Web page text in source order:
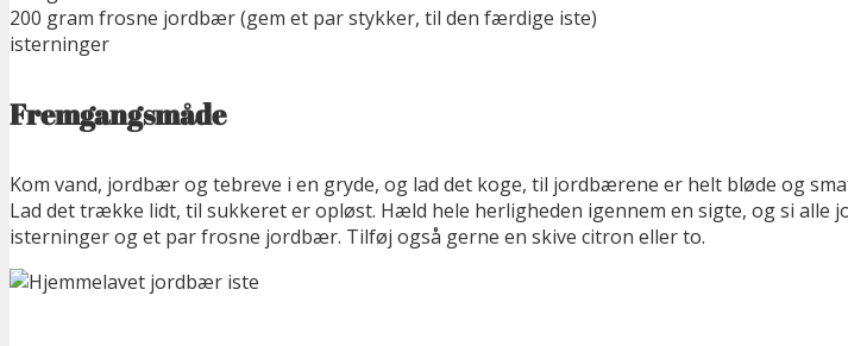
200 gram frosne jordbær (gem et par stykker, til den færdige iste)
isterninger
Fremgangsmåde
Kom vand, jordbær og tebreve i en gryde, og lad det koge, til jordbærene er helt bløde og
Lad det trække lidt, til sukkeret er opløst. Hæld hele herligheden igennem en sigte, og si alle
isterninger og et par frosne jordbær. Tilføj også gerne en skive citron eller to.